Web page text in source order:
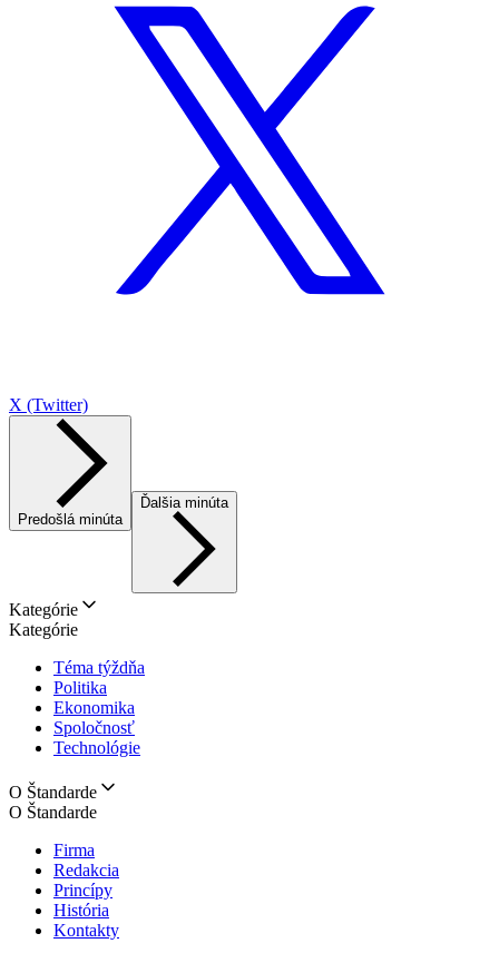
X (Twitter)
Predošlá minúta
Ďalšia minúta
Kategórie
Kategórie
Téma týždňa
Politika
Ekonomika
Spoločnosť
Technológie
O Štandarde
O Štandarde
Firma
Redakcia
Princípy
História
Kontakty